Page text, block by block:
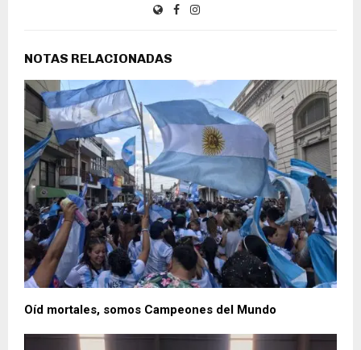
NOTAS RELACIONADAS
Oíd mortales, somos Campeones del Mundo